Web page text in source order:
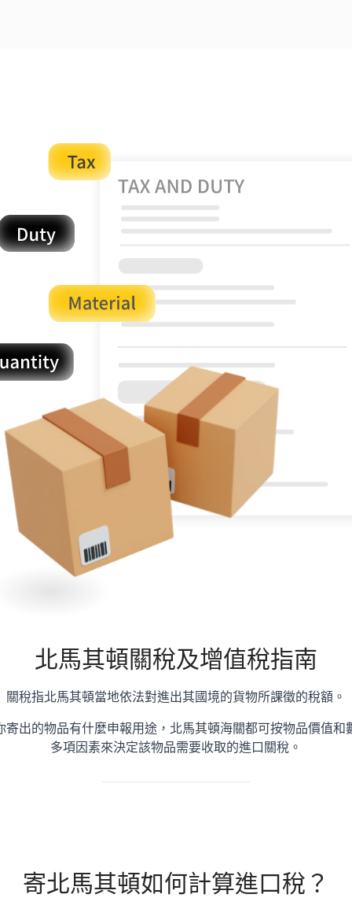
北馬其頓關稅及增值稅指南
關稅指北馬其頓當地依法對進出其國境的貨物所課徵的稅額。
寄出的物品有什麼申報用途，北馬其頓海關都可按物品價值和
多項因素來決定該物品需要收取的進口關稅。
寄北馬其頓如何計算進口稅？